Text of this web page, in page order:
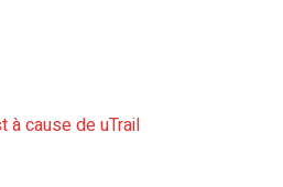
à cause de uTrail